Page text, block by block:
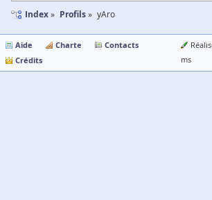
Index Profils yAro
Aide Charte
Contacts
Crédits
ms